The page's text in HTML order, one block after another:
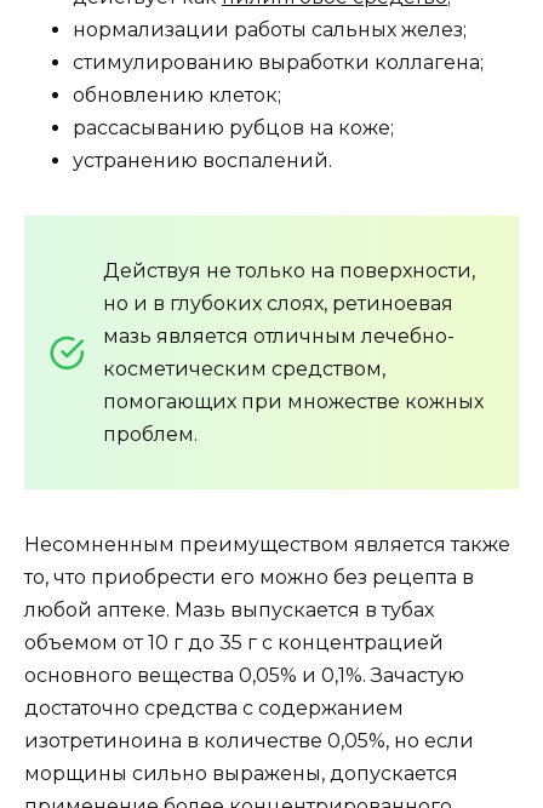
нормализации работы сальных желез;
стимулированию выработки коллагена;
обновлению клеток;
рассасыванию рубцов на коже;
устранению воспалений.
Действуя не только на поверхности,
но и в глубоких слоях, ретиноевая
мазь является отличным лечебно-
косметическим средством,
помогающих при множестве кожных
проблем.
Несомненным преимуществом является также
то, что приобрести его можно без рецепта в
любой аптеке. Мазь выпускается в тубах
объемом от 10 г до 35 г с концентрацией
основного вещества 0,05% и 0,1%. Зачастую
достаточно средства с содержанием
изотретиноина в количестве 0,05%, но если
морщины сильно выражены, допускается